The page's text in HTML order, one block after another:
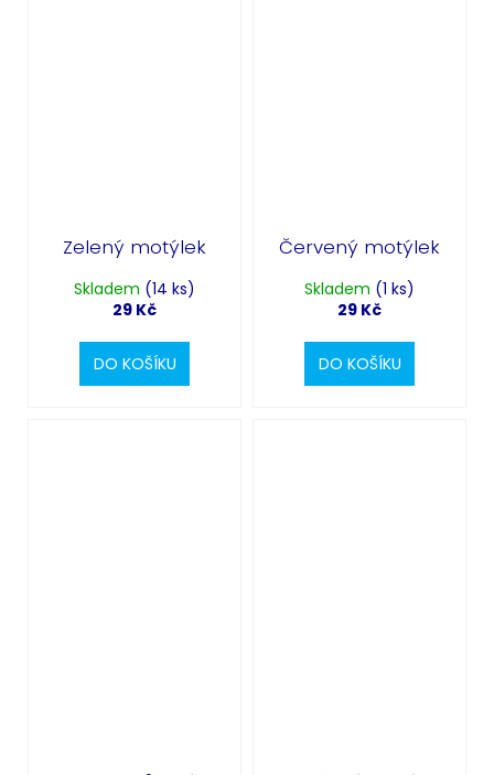
Zelený motýlek
Skladem (14 ks)
29 Kč
DO KOŠÍKU
Červený motýlek
Skladem (1 ks)
29 Kč
DO KOŠÍKU